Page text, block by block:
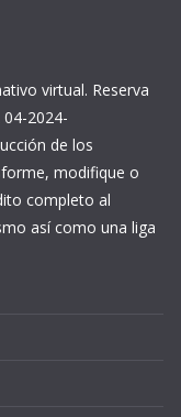
virtual. Reserva
2024-
de los
modifique o
completo al
así como una liga